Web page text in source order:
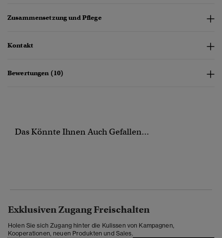
Zusammensetzung und Pflege
Kontakt
Bewertungen (10)
Das Könnte Ihnen Auch Gefallen...
Exklusiven Zugang Freischalten
Holen Sie sich Zugang hinter die Kulissen von Kampagnen,
Kooperationen, neuen Produkten und Sales.